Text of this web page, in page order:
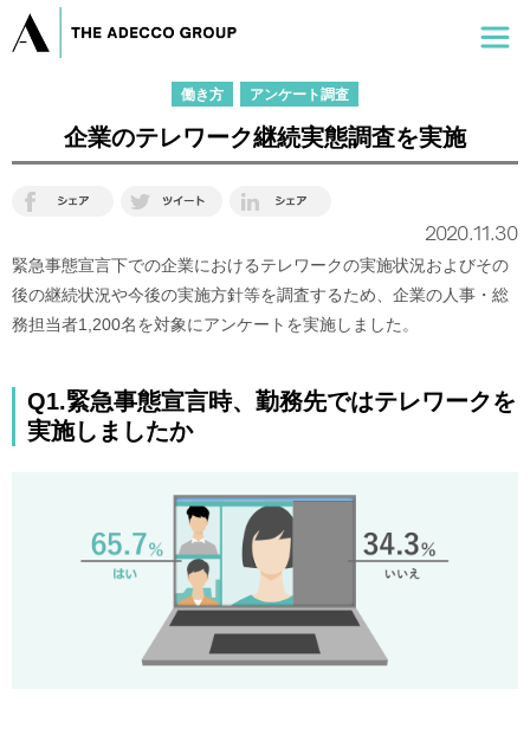
働き方 アンケート調査
企業のテレワーク継続実態調査を実施
2020.11.30
緊急事態宣言下での企業におけるテレワークの実施状況およびその
後の継続状況や今後の実施方針等を調査するため、企業の人事・総
務担当者1,200名を対象にアンケートを実施しました。
Q1.緊急事態宣言時、勤務先ではテレワークを
実施しましたか